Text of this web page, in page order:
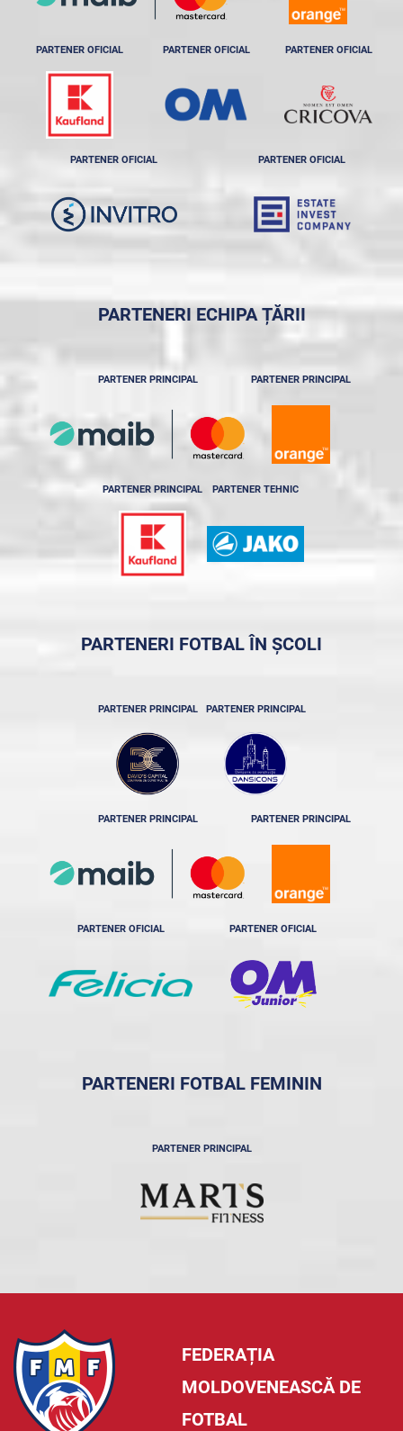
PARTENER OFICIAL PARTENER OFICIAL PARTENER OFICIAL
PARTENER OFICIAL PARTENER OFICIAL
PARTENERI ECHIPA ȚĂRII
PARTENER PRINCIPAL PARTENER PRINCIPAL
PARTENER PRINCIPAL PARTENER TEHNIC
PARTENERI FOTBAL ÎN ȘCOLI
PARTENER PRINCIPAL PARTENER PRINCIPAL
PARTENER PRINCIPAL PARTENER PRINCIPAL
PARTENER OFICIAL PARTENER OFICIAL
PARTENERI FOTBAL FEMININ
PARTENER PRINCIPAL
FEDERAȚIA
MOLDOVENEASCĂ DE
FOTBAL